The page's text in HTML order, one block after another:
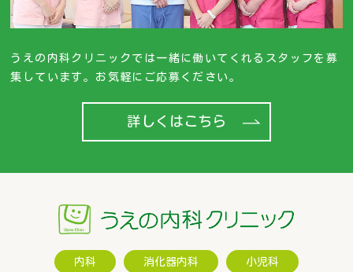
うえの内科クリニックでは一緒に働いてくれるスタッフを募
集しています。お気軽にご応募ください。
詳しくはこちら
内科 消化器内科 小児科